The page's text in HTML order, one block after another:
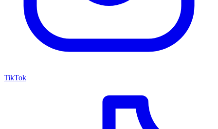
TikTok